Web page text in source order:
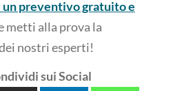
un preventivo gratuito e
metti alla prova la
nostri esperti!
sui Social